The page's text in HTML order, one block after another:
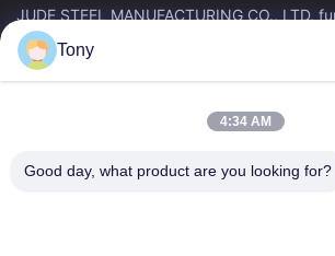
JUDE STEEL MANUFACTURING CO., LTD,
un fabricante y proveedor profesional de
costura y aleaciones de titanio...
Vínculos Rápidos
Productos
Sobre Nosotros
Visita A La
Tony
4:34 AM
Good day, what product are you looking for?